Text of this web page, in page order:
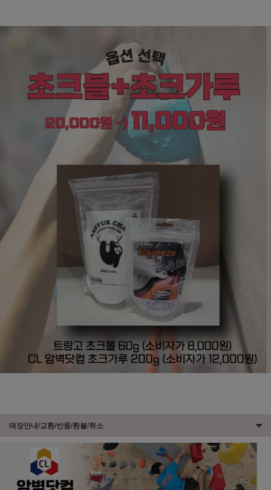
매장안내/교환/반품/환불/취소